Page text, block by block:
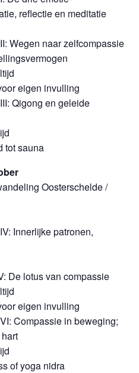
reflectie en meditatie
Wegen naar zelfcompassie
eigen invulling
Qigong en geleide
tot sauna
Oosterschelde /
Innerlijke patronen,
De lotus van compassie
eigen invulling
Compassie in beweging;
of yoga nidra